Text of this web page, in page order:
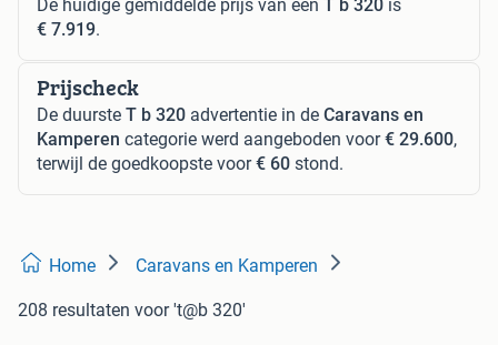
De huidige gemiddelde prijs van een T b 320 is
€ 7.919.
Prijscheck
De duurste T b 320 advertentie in de Caravans en
Kamperen categorie werd aangeboden voor€ 29.600,
terwijl de goedkoopste voor€ 60 stond.
Home Caravans en Kamperen
208 resultaten voor 't@b 320'